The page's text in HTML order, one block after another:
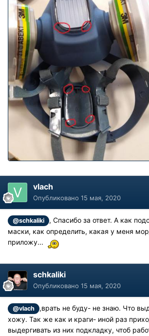
vlach
Опубликовано 15 мая, 2020
@schkaliki
, Спасибо за ответ. А как
маски, как определить, какая у меня
приложу...
schkaliki
Опубликовано 15 мая, 2020
@vlach
,врать не буду- не знаю. Что
хожу. Так же как и краги- иной раз
выдергивать из них подкладку, чтоб